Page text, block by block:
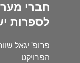
חברי
לספרות
פרופ' יגאל
הפרויקט